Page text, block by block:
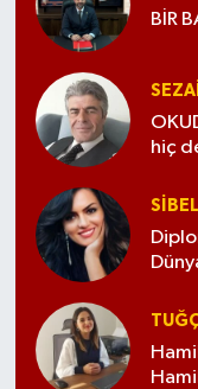
BİR
hiç